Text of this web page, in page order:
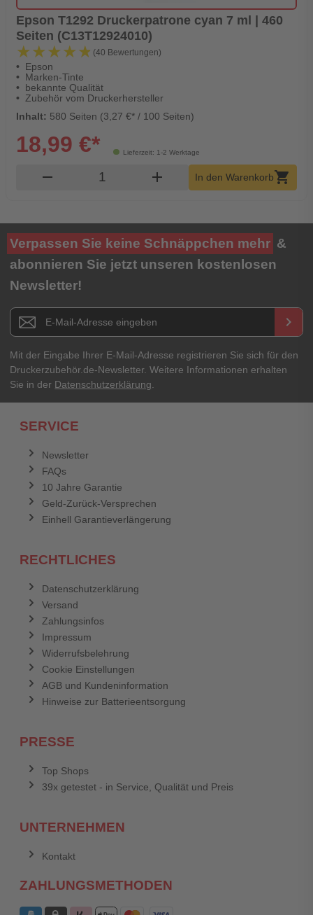
Epson T1292 Druckerpatrone cyan 7 ml | 460
Seiten (C13T12924010)
★★★★★
★★★★★ (40 Bewertungen)
Epson
Marken-Tinte
bekannte Qualität
Zubehör vom Druckerhersteller
Inhalt: 580 Seiten (3,27 €* / 100 Seiten)
Lieferzeit: 1-2 Werktage
18,99 €*
remove Produkt Warenkorb Menge
add In den Warenkorbshopping_cart
Verpassen Sie keine Schnäppchen mehr &
abonnieren Sie jetzt unseren kostenlosen
Newsletter!
Newsletter E-Mail Adresse keyboard_arrow_right
Mit der Eingabe Ihrer E-Mail-Adresse registrieren Sie sich für den
Druckerzubehör.de-Newsletter. Weitere Informationen erhalten
Sie in der Datenschutzerklärung.
SERVICE
Newsletter
FAQs
10 Jahre Garantie
Geld-Zurück-Versprechen
Einhell Garantieverlängerung
RECHTLICHES
Datenschutzerklärung
Versand
Zahlungsinfos
Impressum
Widerrufsbelehrung
Cookie Einstellungen
AGB und Kundeninformation
Hinweise zur Batterieentsorgung
PRESSE
Top Shops
39x getestet - in Service, Qualität und Preis
UNTERNEHMEN
Kontakt
ZAHLUNGSMETHODEN